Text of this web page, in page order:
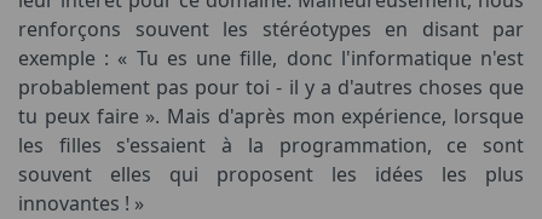
renforçons souvent les stéréotypes en disant par
exemple : « Tu es une fille, donc l'informatique n'est
probablement pas pour toi - il y a d'autres choses que
tu peux faire ». Mais d'après mon expérience, lorsque
les filles s'essaient à la programmation, ce sont
souvent elles qui proposent les idées les plus
innovantes ! »